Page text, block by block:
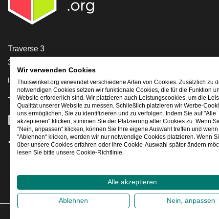
[_General:Contact]
Traverse 3
3905 NL Veenendaal
info@thuiswinkel.org
+31 (0)318 64 85 75
[_General:SocialMediaTitle]
Facebook
X LinkedIn
Instagram
YouTube
Wir verwenden Cookies
Thuiswinkel.org verwendet verschiedene Arten von Cookies. Zusätzlich zu
notwendigen Cookies setzen wir funktionale Cookies, die für die Funktion
Website erforderlich sind. Wir platzieren auch Leistungscookies, um die
Qualität unserer Website zu messen. Schließlich platzieren wir Werbe-
uns ermöglichen, Sie zu identifizieren und zu verfolgen. Indem Sie auf "Alle
akzeptieren“ klicken, stimmen Sie der Platzierung aller Cookies zu. Wenn
"Nein, anpassen“ klicken, können Sie Ihre eigene Auswahl treffen und
"Ablehnen“ klicken, werden wir nur notwendige Cookies platzieren. Wenn
über unsere Cookies erfahren oder Ihre Cookie-Auswahl später ändern
lesen Sie bitte unsere Cookie-Richtlinie.
Alle akzeptieren
Ablehnen Nein, anpassen